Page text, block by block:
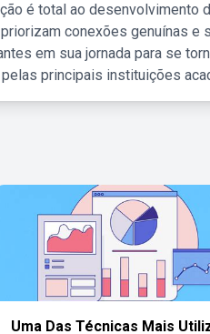
é total ao desenvolvimento
conexões genuínas e
em sua jornada para se
principais instituições
Uma Das Técnicas Mais